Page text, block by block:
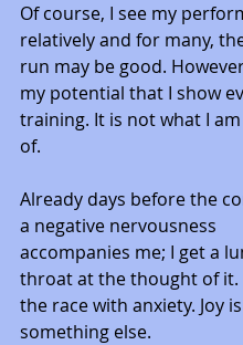
Of course, I see my
relatively and for many,
run may be good.
my potential that I show
training. It is not what I
of.
Already days before the
a negative nervousness
accompanies me; I get a
throat at the thought of it.
the race with anxiety. Joy is
something else.